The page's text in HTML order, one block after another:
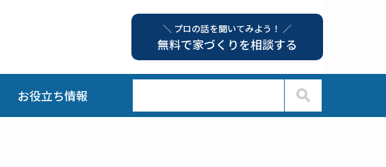
＼ プロの話を聞いてみよう！ ／
無料で家づくりを相談する
お役立ち情報